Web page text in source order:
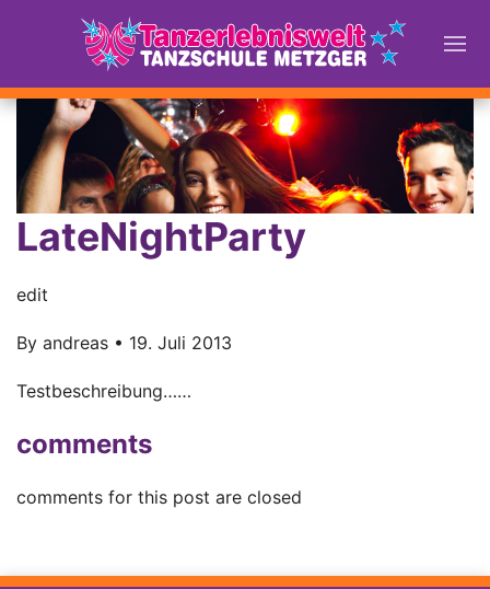
LateNightParty
edit
By andreas • 19. Juli 2013
Testbeschreibung……
comments
comments for this post are closed